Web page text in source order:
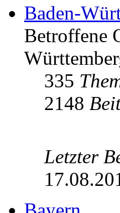
Baden-
Betroffene
335
2148
Letzter